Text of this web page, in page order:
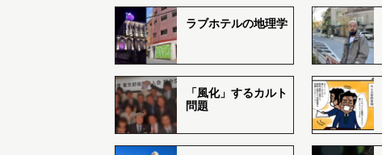
ラブホテルの地理学
「風化」するカルト
問題